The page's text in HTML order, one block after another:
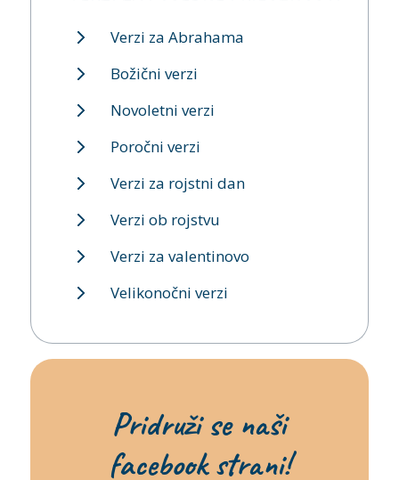
Verzi za Abrahama
Božični verzi
Novoletni verzi
Poročni verzi
Verzi za rojstni dan
Verzi ob rojstvu
Verzi za valentinovo
Velikonočni verzi
Pridruži se naši
facebook strani!